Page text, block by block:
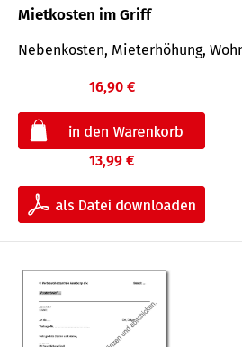
Mietkosten im Griff
Nebenkosten, Mieterhöhung,
16,90 €
13,99 €